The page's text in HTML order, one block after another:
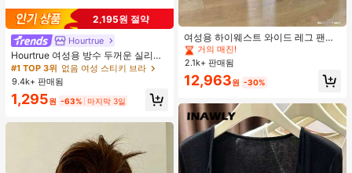
2,195원 절약
Hourtrue
Hourtrue 여성용 방수 두꺼운 실리콘
가슴 페탈, 작은 가슴 리프트업 & 푸시
인용, 웨딩 촬영 및 들러리용
#1 TOP 3위 없음 여성 스티키 브라
9.4k+ 판매됨
1,295원 -63% 마지막 3일
여성용 하이웨스트 와이드 레그 팬츠,
봄 드로스트링 루즈 롱 팬츠, 레이지
릴랙스드 스타일 그레이
#1 TOP 3위
에서 평상복 캐주얼 바지
거의 매진!
#1 TOP 3위
에서 평상복 캐주얼 바지
거의 매진!
#1 TOP 3위
에서 평상복 캐주얼 바지
거의 매진!
#1 TOP 3위
거의 매진!
2.1k+ 판매됨
12,963원 -30%